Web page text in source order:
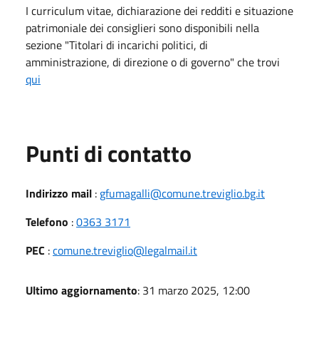
I curriculum vitae, dichiarazione dei redditi e situazione
patrimoniale dei consiglieri sono disponibili nella
sezione "Titolari di incarichi politici, di
amministrazione, di direzione o di governo" che trovi
qui
Punti di contatto
Indirizzo mail : gfumagalli@comune.treviglio.bg.it
Telefono :0363 3171
PEC :comune.treviglio@legalmail.it
Ultimo aggiornamento: 31 marzo 2025, 12:00